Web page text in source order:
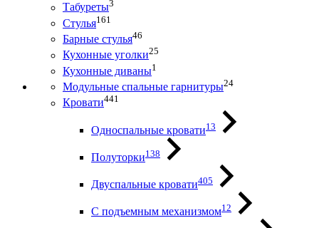
Табуреты3
Стулья161
Барные стулья46
Кухонные уголки25
Кухонные диваны1
Модульные спальные гарнитуры24
Кровати441
Односпальные кровати13
Полуторки138
Двуспальные кровати405
С подъемным механизмом12